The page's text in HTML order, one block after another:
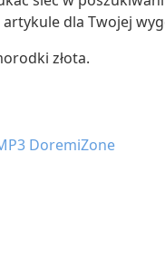
dla Twojej
złota.
DoremiZone